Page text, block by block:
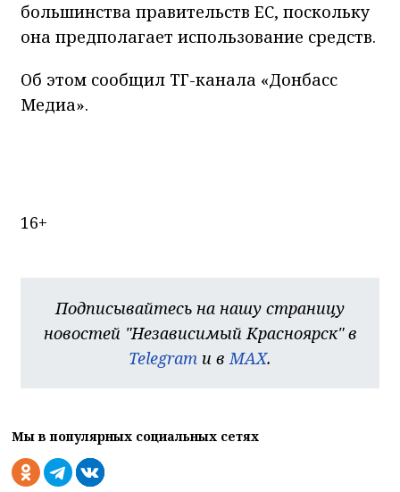
большинства правительств ЕС, поскольку
она предполагает использование средств.
Об этом сообщил ТГ-канала «Донбасс
Медиа».
16+
Подписывайтесь на нашу страницу
новостей "Независимый Красноярск" в
Telegram и вMAX.
Мы в популярных социальных сетях